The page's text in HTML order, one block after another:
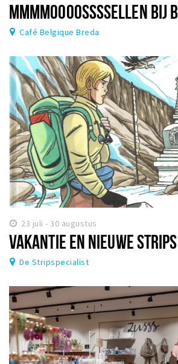
MMMMOOOOSSSSELLEN BIJ
Café Belgique Breda
23 juli - 30 augustus
VAKANTIE EN NIEUWE STRIPS
De Stripspecialist